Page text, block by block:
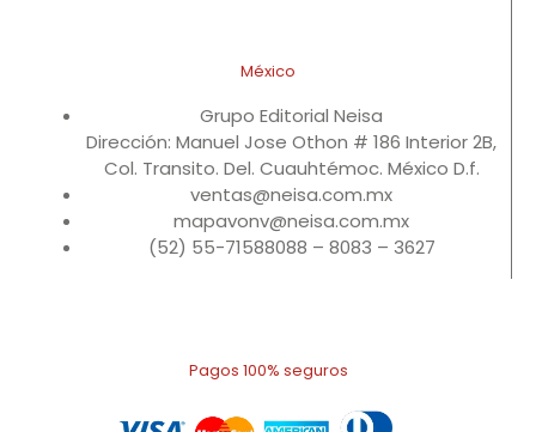
México
Grupo Editorial Neisa
Dirección: Manuel Jose Othon # 186 Interior 2B,
Col. Transito. Del. Cuauhtémoc. México D.f.
ventas@neisa.com.mx
mapavonv@neisa.com.mx
(52) 55-71588088 – 8083 – 3627
Pagos 100% seguros